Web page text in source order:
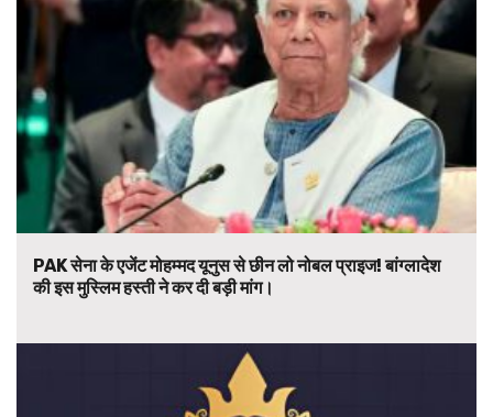
PAK सेना के एजेंट मोहम्मद यूनुस से छीन लो नोबल प्राइज! बांग्लादेश
की इस मुस्लिम हस्ती ने कर दी बड़ी मांग।